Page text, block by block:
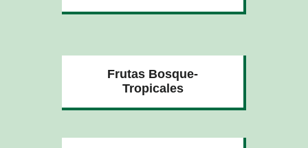
Frutas Bosque-
Tropicales